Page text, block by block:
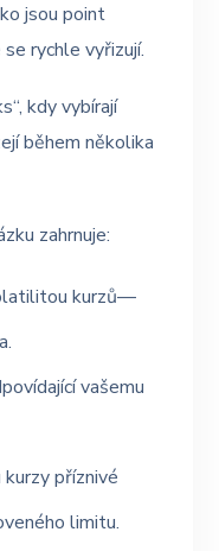
jsou point
rychle vyřizují.
kdy vybírají
během několika
zahrnuje:
kurzů—
vašemu
příznivé
limitu.